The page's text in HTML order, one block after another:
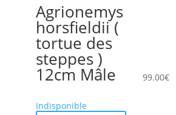
Agrionemys
horsfieldii (
tortue des
steppes )
12cm Mâle 99.00€
Indisponible